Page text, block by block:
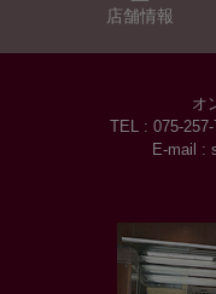
店舗情報
オ
TEL : 075-
E-mail :